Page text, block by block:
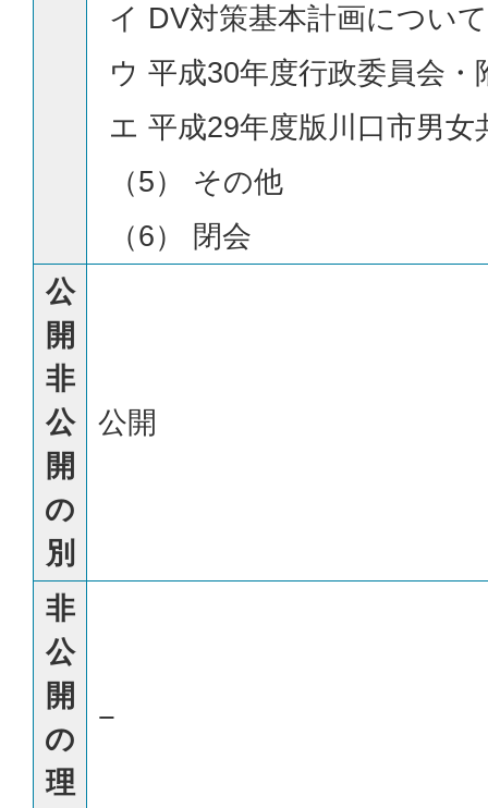
イ DV対策基本計画について
ウ 平成30年度行政委員会
エ 平成29年度版川口市男
（5） その他
（6） 閉会
公
開
非
公
開
の
別
公開
非
公
開
の
理
−